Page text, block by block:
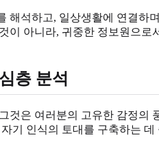
해석하고, 일상생활에 연결하
이 아니라, 귀중한 정보원으
층 분석
것은 여러분의 고유한 감정
기 인식의 토대를 구축하는 데